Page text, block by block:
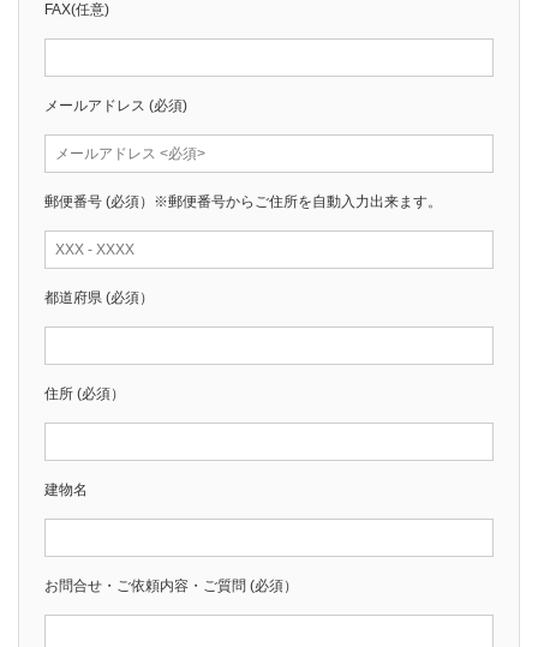
FAX(任意)
メールアドレス (必須)
郵便番号 (必須）※郵便番号からご住所を自動入力出来ます。
都道府県 (必須）
住所 (必須）
建物名
お問合せ・ご依頼内容・ご質問 (必須）